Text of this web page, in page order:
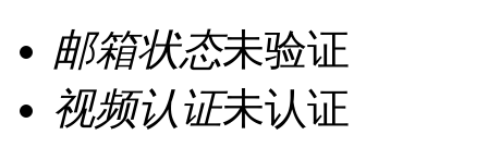
邮箱状态未验证
视频认证未认证